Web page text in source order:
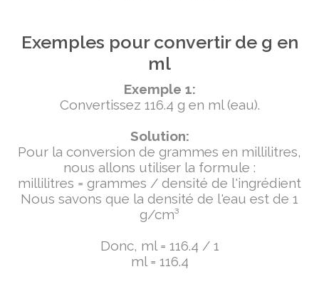
Exemples pour convertir de g en
ml
Exemple 1:
Convertissez 116.4 g en ml (eau).
Solution:
Pour la conversion de grammes en millilitres,
nous allons utiliser la formule :
millilitres = grammes / densité de l'ingrédient
Nous savons que la densité de l'eau est de 1
g/cm³
Donc, ml = 116.4 / 1
ml = 116.4